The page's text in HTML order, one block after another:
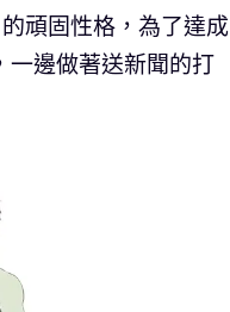
頑固性格，為了達成
一邊做著送新聞的打